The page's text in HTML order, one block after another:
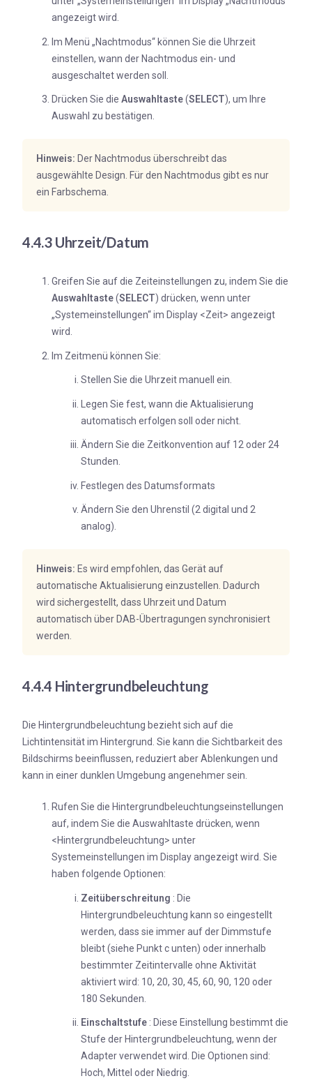
angezeigt wird.
Im Menü „Nachtmodus“ können Sie die Uhrzeit
einstellen, wann der Nachtmodus ein- und
ausgeschaltet werden soll.
Drücken Sie die Auswahltaste(SELECT), um Ihre
Auswahl zu bestätigen.
Hinweis: Der Nachtmodus überschreibt das
ausgewählte Design. Für den Nachtmodus gibt es nur
ein Farbschema.
4.4.3 Uhrzeit/Datum
Greifen Sie auf die Zeiteinstellungen zu, indem Sie die
Auswahltaste(SELECT) drücken, wenn unter
„Systemeinstellungen“ im Display <Zeit> angezeigt
wird.
Im Zeitmenü können Sie:
Stellen Sie die Uhrzeit manuell ein.
Legen Sie fest, wann die Aktualisierung
automatisch erfolgen soll oder nicht.
Ändern Sie die Zeitkonvention auf 12 oder 24
Stunden.
Festlegen des Datumsformats
Ändern Sie den Uhrenstil (2 digital und 2
analog).
Hinweis: Es wird empfohlen, das Gerät auf
automatische Aktualisierung einzustellen. Dadurch
wird sichergestellt, dass Uhrzeit und Datum
automatisch über DAB-Übertragungen synchronisiert
werden.
4.4.4 Hintergrundbeleuchtung
Die Hintergrundbeleuchtung bezieht sich auf die
Lichtintensität im Hintergrund. Sie kann die Sichtbarkeit des
Bildschirms beeinflussen, reduziert aber Ablenkungen und
kann in einer dunklen Umgebung angenehmer sein.
Rufen Sie die Hintergrundbeleuchtungseinstellungen
auf, indem Sie die Auswahltaste drücken, wenn
<Hintergrundbeleuchtung> unter
Systemeinstellungen im Display angezeigt wird. Sie
haben folgende Optionen:
Zeitüberschreitung : Die
Hintergrundbeleuchtung kann so eingestellt
werden, dass sie immer auf der Dimmstufe
bleibt (siehe Punkt c unten) oder innerhalb
bestimmter Zeitintervalle ohne Aktivität
aktiviert wird: 10, 20, 30, 45, 60, 90, 120 oder
180 Sekunden.
Einschaltstufe : Diese Einstellung bestimmt die
Stufe der Hintergrundbeleuchtung, wenn der
Adapter verwendet wird. Die Optionen sind:
Hoch, Mittel oder Niedrig.